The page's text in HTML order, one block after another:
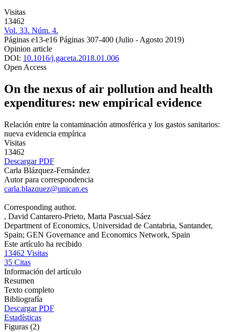
Visitas
13462
Vol. 33. Núm. 4.
Páginas e13-e16 Páginas 307-400 (Julio - Agosto 2019)
Opinion article
DOI: 10.1016/j.gaceta.2018.01.006
Open Access
On the nexus of air pollution and health
expenditures: new empirical evidence
Relación entre la contaminación atmosférica y los gastos sanitarios:
nueva evidencia empírica
Visitas
13462
Descargar PDF
Carla Blázquez-Fernández
Autor para correspondencia
carla.blazquez@unican.es
Corresponding author.
, David Cantarero-Prieto, Marta Pascual-Sáez
Department of Economics, Universidad de Cantabria, Santander,
Spain; GEN Governance and Economics Network, Spain
Este artículo ha recibido
13462 Visitas
35 Citas
Información del artículo
Resumen
Texto completo
Bibliografía
Descargar PDF
Estadísticas
Figuras (2)